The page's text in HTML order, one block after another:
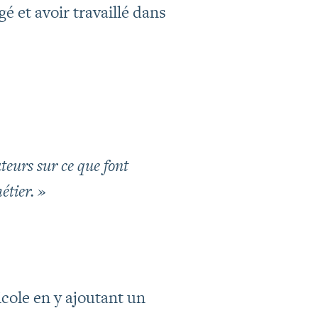
et avoir travaillé dans
sur ce que font
»
en y ajoutant un